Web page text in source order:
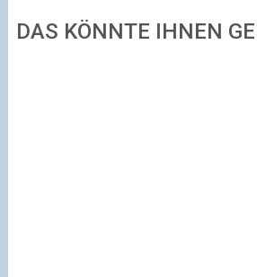
DAS KÖNNTE IHNEN